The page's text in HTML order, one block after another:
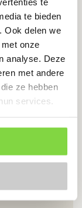
te bieden
Ook delen we
onze
analyse. Deze
met andere
ze hebben
services.